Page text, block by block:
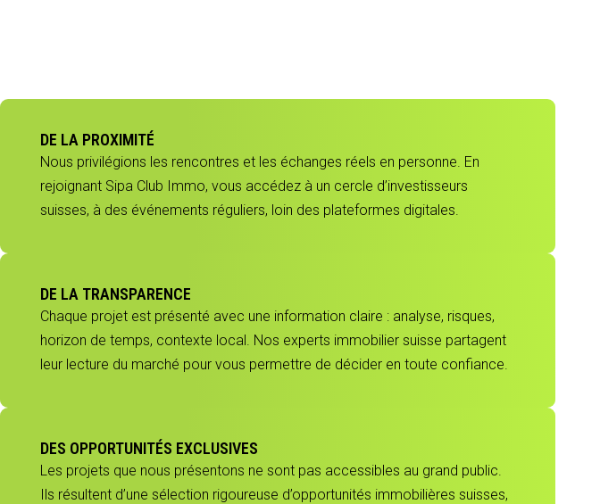
DE LA PROXIMITÉ
Nous privilégions les rencontres et les échanges réels en personne. En
rejoignant Sipa Club Immo, vous accédez à un cercle d’investisseurs
suisses, à des événements réguliers, loin des plateformes digitales.
DE LA TRANSPARENCE
Chaque projet est présenté avec une information claire : analyse, risques,
horizon de temps, contexte local. Nos experts immobilier suisse partagent
leur lecture du marché pour vous permettre de décider en toute confiance.
DES OPPORTUNITÉS EXCLUSIVES
Les projets que nous présentons ne sont pas accessibles au grand public.
Ils résultent d’une sélection rigoureuse d’opportunités immobilières suisses,